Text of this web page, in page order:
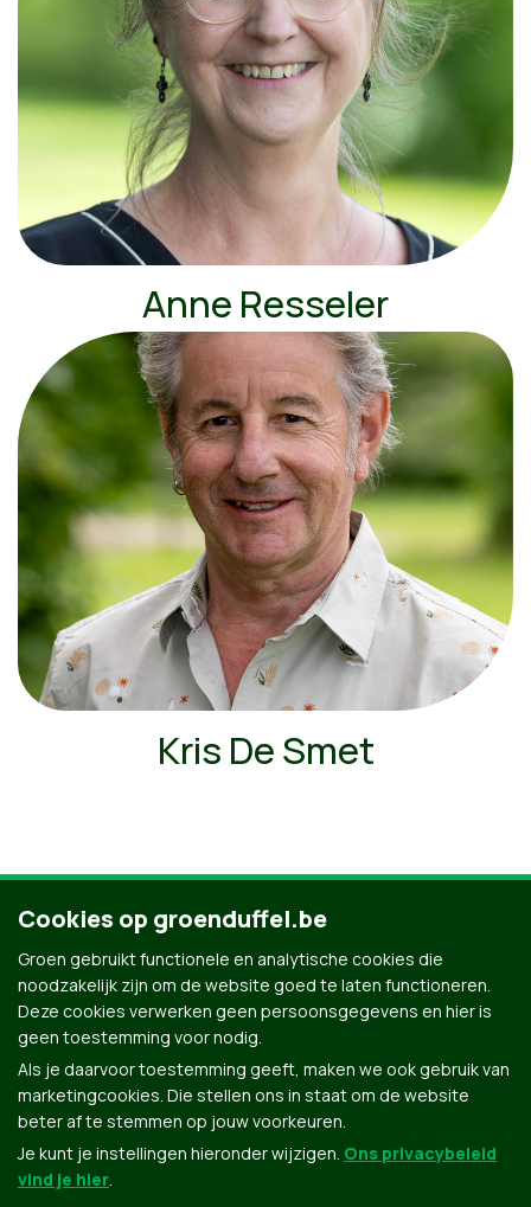
Anne Resseler
Kris De Smet
Ontdek al onze mensen
Cookies op groenduffel.be
Groen gebruikt functionele en analytische cookies die
noodzakelijk zijn om de website goed te laten functioneren.
Deze cookies verwerken geen persoonsgegevens en hier is
geen toestemming voor nodig.
Als je daarvoor toestemming geeft, maken we ook gebruik van
marketingcookies. Die stellen ons in staat om de website
beter af te stemmen op jouw voorkeuren.
Je kunt je instellingen hieronder wijzigen. Ons privacybeleid
vind je hier.